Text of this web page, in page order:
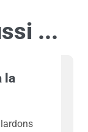
...
la